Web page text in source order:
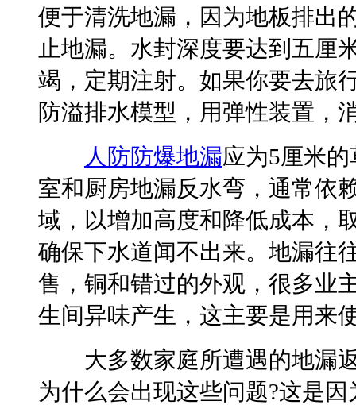
便于清洗地漏，因为地板排出
止地漏。水封深度要达到五厘
竭，定期注射。如果你要去旅
防溢排水模型，用弹性装置，
人防防爆地漏应为5厘米
室和厨房地漏反水弯，通常依
域，以增加高度和降低成本，
确保下水道闻不出来。地漏往
售，铜和错过的外观，很多业
生间异味产生，这主要是用来
大多数家庭所遭遇的地漏返
为什么会出现这些问题?这是